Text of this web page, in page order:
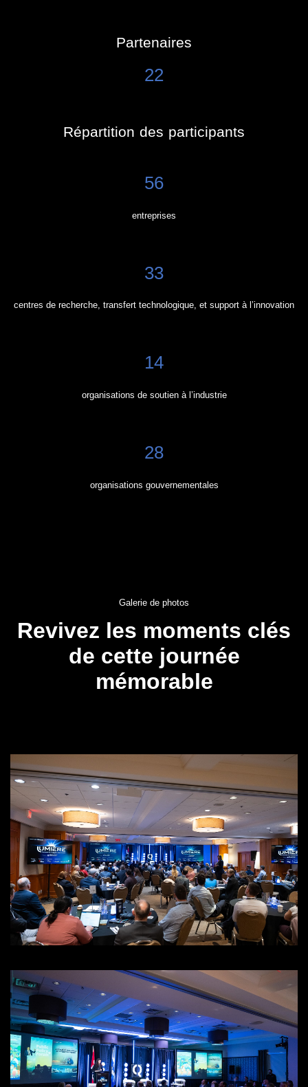
Partenaires
22
Répartition des participants
56
entreprises
33
centres de recherche, transfert technologique, et support à l’innovation
14
organisations de soutien à l’industrie
28
organisations gouvernementales
Galerie de photos
Revivez les moments clés
de cette journée
mémorable